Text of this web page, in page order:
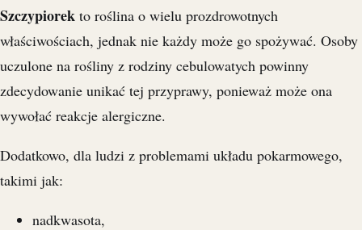
Szczypiorek to roślina o wielu prozdrowotnych
właściwościach, jednak nie każdy może go spożywać. Osoby
uczulone na rośliny z rodziny cebulowatych powinny
zdecydowanie unikać tej przyprawy, ponieważ może ona
wywołać reakcje alergiczne.
Dodatkowo, dla ludzi z problemami układu pokarmowego,
takimi jak:
nadkwasota,